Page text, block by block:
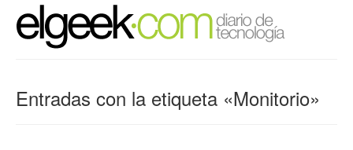
Entradas con la etiqueta «Monitorio»